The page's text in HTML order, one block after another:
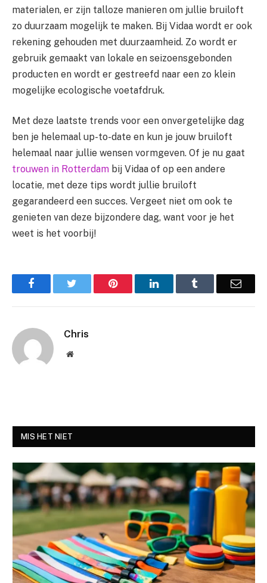
materialen, er zijn talloze manieren om jullie bruiloft
zo duurzaam mogelijk te maken. Bij Vidaa wordt er ook
rekening gehouden met duurzaamheid. Zo wordt er
gebruik gemaakt van lokale en seizoensgebonden
producten en wordt er gestreefd naar een zo klein
mogelijke ecologische voetafdruk.
Met deze laatste trends voor een onvergetelijke dag
ben je helemaal up-to-date en kun je jouw bruiloft
helemaal naar jullie wensen vormgeven. Of je nu gaat
trouwen in Rotterdam bij Vidaa of op een andere
locatie, met deze tips wordt jullie bruiloft
gegarandeerd een succes. Vergeet niet om ook te
genieten van deze bijzondere dag, want voor je het
weet is het voorbij!
Facebook Pinterest LinkedIn Email
Chris
Website
MIS HET NIET